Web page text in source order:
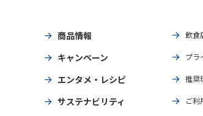
商品情報
キャンペーン
エンタメ・レシピ
サステナビリティ
飲食
プラ
推奨
ご利